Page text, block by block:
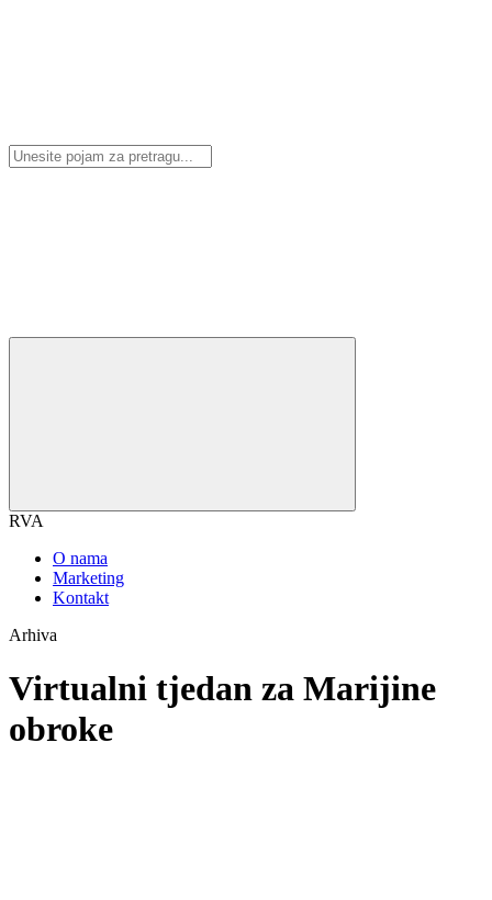
RVA
O nama
Marketing
Kontakt
Arhiva
Virtualni tjedan za Marijine
obroke